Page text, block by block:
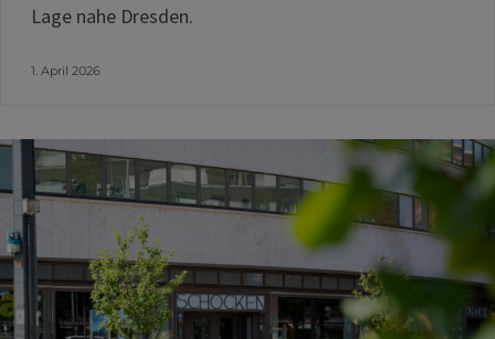
Lage nahe Dresden.
1. April 2026